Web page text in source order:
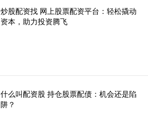
炒股配资找 网上股票配资平台：轻松撬动
资本，助力投资腾飞
什么叫配资股 持仓股票配债：机会还是陷
阱？